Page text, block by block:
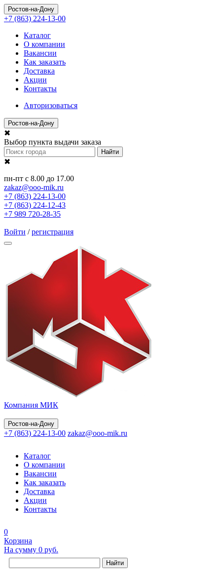
Ростов-на-Дону
+7 (863) 224-13-00
Каталог
О компании
Вакансии
Как заказать
Доставка
Акции
Контакты
Авторизоваться
Ростов-на-Дону
✖
Выбор пункта выдачи заказа
Найти
✖
пн-пт с 8.00 до 17.00
zakaz@ooo-mik.ru
+7 (863) 224-13-00
+7 (863) 224-12-43
+7 989 720-28-35
Войти /регистрация
Компания МИК
Ростов-на-Дону
+7 (863) 224-13-00 zakaz@ooo-mik.ru
Каталог
О компании
Вакансии
Как заказать
Доставка
Акции
Контакты
0
Корзина
На сумму 0 руб.
Найти